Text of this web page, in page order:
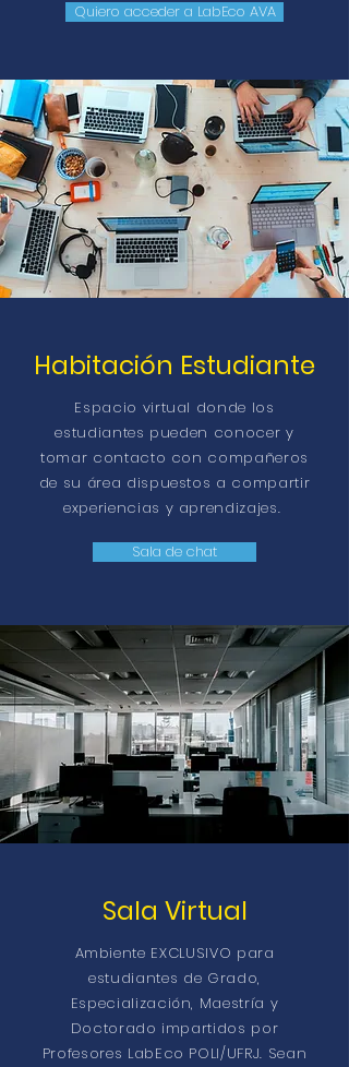
Quiero acceder a LabEco AVA
Habitación Estudiante
Espacio virtual donde los
estudiantes pueden conocer y
tomar contacto con compañeros
de su área dispuestos a compartir
experiencias y aprendizajes.
Sala de chat
Sala Virtual
Ambiente EXCLUSIVO para
estudiantes de Grado,
Especialización, Maestría y
Doctorado impartidos por
Profesores LabEco POLI/UFRJ. Sean